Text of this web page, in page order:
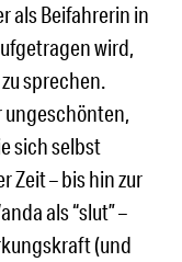
als Beifahrerin in
wird,
sprechen.
ungeschönten,
sich selbst
Zeit – bis hin zur
als “slut” –
(und